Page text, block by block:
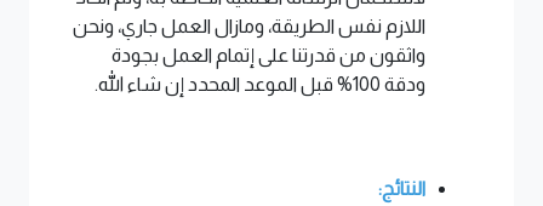
اللازم نفس الطريقة، ومازال العمل جاري، ونحن
واثقون من قدرتنا على إتمام العمل بجودة
ودقة 100% قبل الموعد المحدد إن شاء الله.
النتائج: